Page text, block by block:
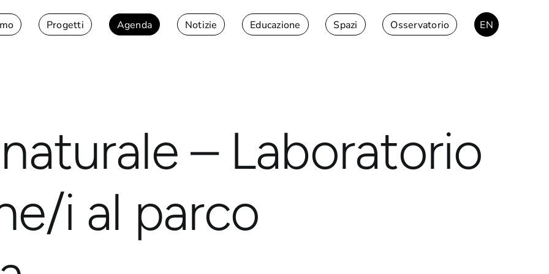
Progetti Agenda Notizie Educazione Spazi Osservatorio EN
– Laboratorio
i al parco